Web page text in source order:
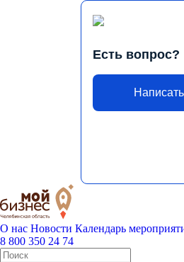
Есть вопрос?
Написать
О нас Новости Календарь
8 800 350 24 74